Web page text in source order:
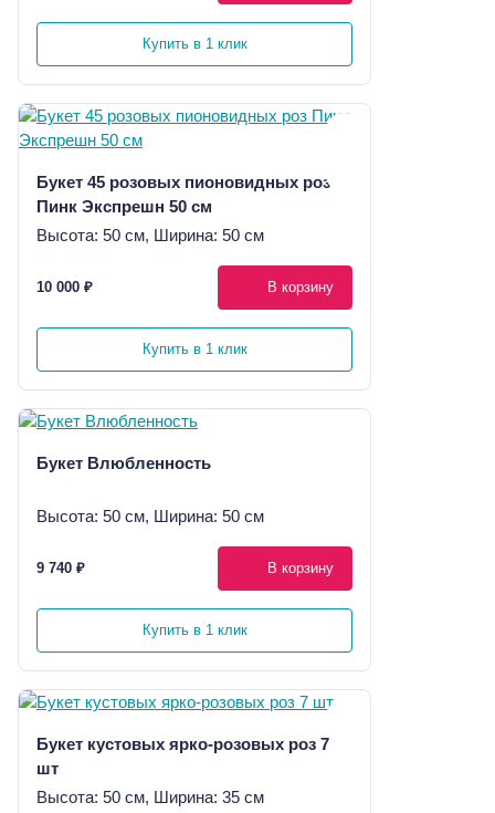
Купить в 1 клик
Букет 45 розовых пионовидных роз
Пинк Экспрешн 50 см
Высота: 50 см, Ширина: 50 см
10 000 ₽ В корзину
Купить в 1 клик
Букет Влюбленность
Высота: 50 см, Ширина: 50 см
9 740 ₽ В корзину
Купить в 1 клик
Букет кустовых ярко-розовых роз 7
шт
Высота: 50 см, Ширина: 35 см